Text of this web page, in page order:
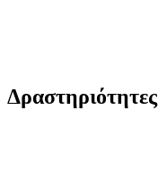
Δραστηριότητες